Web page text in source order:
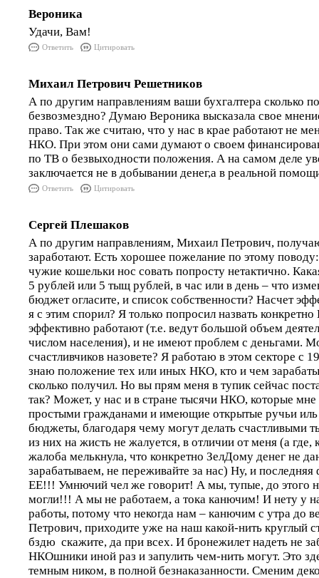
Вероника
Удачи, Вам!
Ответить Цитировать
Михаил Петрович Решетников
А по другим направлениям ваши бухгалтера сколько
безвозмездно? Думаю Вероника высказала свое
право. Так же считаю, что у нас в крае работают не
НКО. При этом они сами думают о своем
по ТВ о безвыходности положения. А на самом деле
заключается не в добывании денег,а в реальной
Ответить Цитировать
Сергей Плешаков
А по другим направлениям, Михаил Петрович,
заработают. Есть хорошее пожелание по этому
чужие кошельки нос совать попросту нетактично.
5 рублей или 5 тыщ рублей, в час или в день – что
бюджет огласите, и список собственности? Насчет
я с этим спорил? Я только попросил назвать
эффективно работают (т.е. ведут большой объем
числом населения), и не имеют проблем с деньгами.
счастливчиков назовете? Я работаю в этом секторе с
знаю положение тех или иных НКО, кто и чем
сколько получил. Но вы прям меня в тупик сейчас
так? Может, у нас и в стране тысячи НКО, которые мне
простыми гражданами и имеющие открытые ручьи иль
бюджеты, благодаря чему могут делать счастливыми
из них на жисть не жалуется, в отличии от меня (а где,
жалоба мелькнула, что конкретно ЗелДому денег не
зарабатываем, не переживайте за нас) Ну, и
ЕЕ!!! Умнючий чел же говорит! А мы, тупые, до этого
могли!!! А мы не работаем, а тока канючим! И нету у
работы, потому что некогда нам – канючим с утра до
Петрович, приходите уже на наш какой-нить круглый
бздю скажите, да при всех. И бронежилет надеть не
НКОшники иной раз и запулить чем-нить могут. Это
темным ником, в полной безнаказанности. Сменим